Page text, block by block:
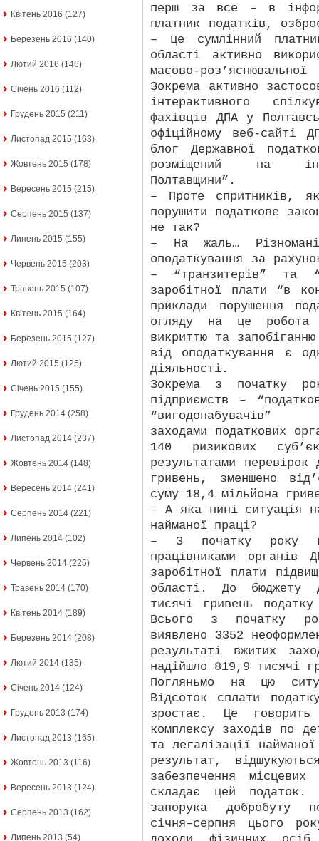
Квітень 2016 (127)
Березень 2016 (140)
Лютий 2016 (146)
Січень 2016 (112)
Грудень 2015 (211)
Листопад 2015 (163)
Жовтень 2015 (178)
Вересень 2015 (215)
Серпень 2015 (137)
Липень 2015 (155)
Червень 2015 (203)
Травень 2015 (107)
Квітень 2015 (164)
Березень 2015 (127)
Лютий 2015 (125)
Січень 2015 (155)
Грудень 2014 (258)
Листопад 2014 (237)
Жовтень 2014 (148)
Вересень 2014 (241)
Серпень 2014 (221)
Липень 2014 (102)
Червень 2014 (225)
Травень 2014 (170)
Квітень 2014 (189)
Березень 2014 (208)
Лютий 2014 (135)
Січень 2014 (124)
Грудень 2013 (174)
Листопад 2013 (165)
Жовтень 2013 (116)
Вересень 2013 (124)
Серпень 2013 (162)
Липень 2013 (54)
перш за все – в
платник податків,
– це сумлінний
області активно
масово-
Зокрема активно
інтерактивного
фахівців ДПА у
офіційному веб-сайті
блог Державної
розміщений на
Полтавщини”.
– Проте спритників,
порушити податкове
не так?
– На жаль…
оподаткування за
– “транзитерів” та
заробітної плати “в
приклади порушення
огляду на це робота
викриттю та
від оподаткування є
діяльності.
Зокрема з початку
підприємств –
“вигодонабувачів”
заходами податкових
140 ризикових
результатами
гривень, зменшено
суму 18,4 мільйона
– А яка нині ситуація
найманої праці?
– З початку року в
працівниками органів
заробітної плати
області. До бюджету
тисячі гривень
Всього з початку
виявлено 3352
результаті вжитих
надійшло 819,9 тисячі
Погляньмо на цю
Відсоток сплати
зростає. Це
комплексу заходів по
та легалізації
результат,
забезпечення
складає цей
запорука добробуту
січня–серпня цього